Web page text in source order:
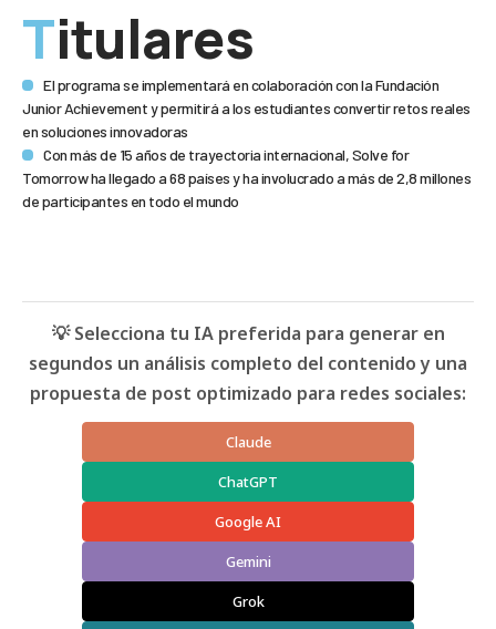
Titulares
El programa se implementará en colaboración con la Fundación
Junior Achievement y permitirá a los estudiantes convertir retos reales
en soluciones innovadoras
Con más de 15 años de trayectoria internacional, Solve for
Tomorrow ha llegado a 68 países y ha involucrado a más de 2,8 millones
de participantes en todo el mundo
💡 Selecciona tu IA preferida para generar en
segundos un análisis completo del contenido y una
propuesta de post optimizado para redes sociales:
Claude
ChatGPT
Google AI
Gemini
Grok